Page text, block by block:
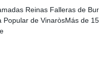
Reinas Falleras de
de VinaròsMás de